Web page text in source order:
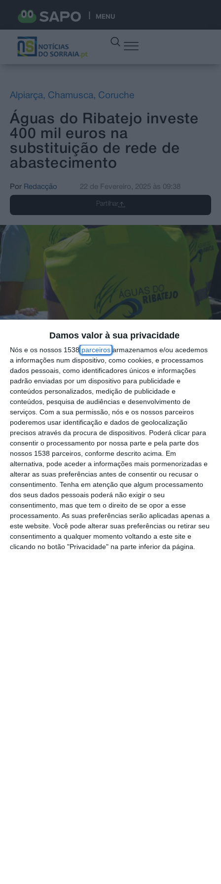
Damos valor à sua privacidade
Nós e os nossos 1538 parceiros armazenamos e/ou acedemos
a informações num dispositivo, como cookies, e processamos
dados pessoais, como identificadores únicos e informações
padrão enviadas por um dispositivo para publicidade e
conteúdos personalizados, medição de publicidade e
conteúdos, pesquisa de audiências e desenvolvimento de
serviços. Com a sua permissão, nós e os nossos parceiros
poderemos usar identificação e dados de geolocalização
precisos através da procura de dispositivos. Poderá clicar para
consentir o processamento por nossa parte e pela parte dos
nossos 1538 parceiros, conforme descrito acima. Em
alternativa, pode aceder a informações mais pormenorizadas e
alterar as suas preferências antes de consentir ou recusar o
consentimento. Tenha em atenção que algum processamento
dos seus dados pessoais poderá não exigir o seu
consentimento, mas que tem o direito de se opor a esse
processamento. As suas preferências serão aplicadas apenas a
este website. Você pode alterar suas preferências ou retirar seu
consentimento a qualquer momento voltando a este site e
clicando no botão "Privacidade" na parte inferior da página.
MENU
Alpiarça, Chamusca, Coruche
Águas do Ribatejo investe
400 mil euros na
substituição de rede de
abastecimento
Por Redacção 22 de Fevereiro, 2025 às 09:38
Partilhar
A empresa intermunicipal Águas do Ribatejo
anunciou o investimento de 400 mil euros, na
substituição de redes de abastecimento nos
concelhos de Coruche, Alpiarça e
Chamusca, em zonas onde vinham a ser
detetadas algumas falhas e perdas de água
consideráveis.
Segundo a empresa serão serão substituídas
condutas no Bairro da Areia, em Coruche, na
Rua Joaquim Nunes Ferreira, em Alpiarça, e